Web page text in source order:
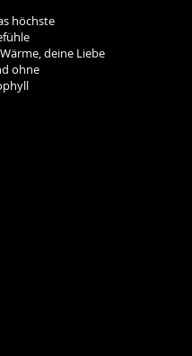
Liebe